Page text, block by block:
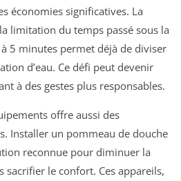
économies significatives. La
limitation du temps passé sous la
5 minutes permet déjà de diviser
d’eau. Ce défi peut devenir
à des gestes plus responsables.
offre aussi des
Installer un pommeau de douche
reconnue pour diminuer la
sacrifier le confort. Ces appareils,